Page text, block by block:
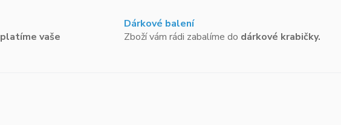
platíme vaše
Dárkové balení
Zboží vám rádi zabalíme do dárkové krabičky.